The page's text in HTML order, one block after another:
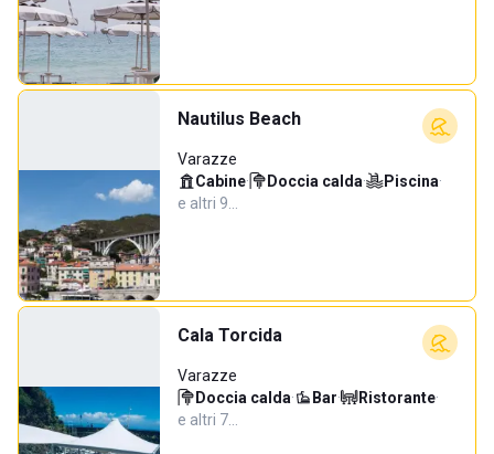
Nautilus Beach
Varazze
Cabine· Doccia calda· Piscina·
e altri 9…
Cala Torcida
Varazze
Doccia calda· Bar· Ristorante·
e altri 7…